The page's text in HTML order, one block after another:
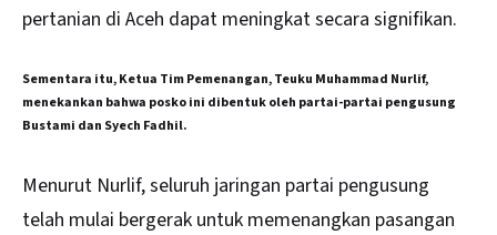
pertanian di Aceh dapat meningkat secara signifikan.
Sementara itu, Ketua Tim Pemenangan, Teuku Muhammad Nurlif,
menekankan bahwa posko ini dibentuk oleh partai-partai pengusung
Bustami dan Syech Fadhil.
Menurut Nurlif, seluruh jaringan partai pengusung
telah mulai bergerak untuk memenangkan pasangan